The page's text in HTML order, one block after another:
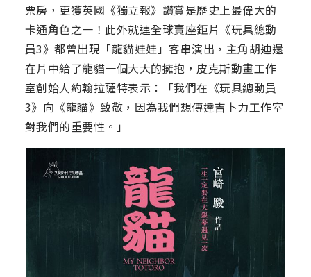
票房，更獲英國《獨立報》讚賞是歷史上最偉大的
卡通角色之一！此外就連全球賣座鉅片《玩具總動
員3》都曾出現「龍貓娃娃」客串演出，主角胡迪還
在片中給了龍貓一個大大的擁抱，皮克斯動畫工作
室創始人約翰拉薩特表示：「我們在《玩具總動員
3》向《龍貓》致敬，因為我們想傳達吉卜力工作室
對我們的重要性。」